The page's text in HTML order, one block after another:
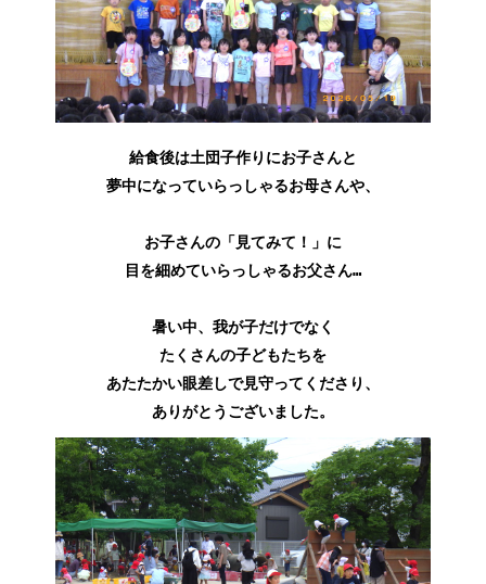
給食後は土団子作りにお子さんと
夢中になっていらっしゃるお母さんや、
お子さんの「見てみて！」に
目を細めていらっしゃるお父さん…
暑い中、我が子だけでなく
たくさんの子どもたちを
あたたかい眼差しで見守ってくださり、
ありがとうございました。